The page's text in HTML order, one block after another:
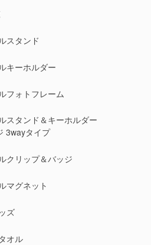
スタンド
キーホルダー
フォトフレーム
スタンド＆キーホルダー
3wayタイプ
クリップ＆バッジ
マグネット
ズ
オル